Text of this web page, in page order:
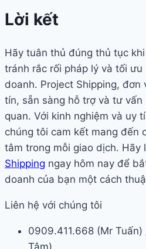
Lời kết
Hãy tuân thủ đúng thủ tục
tránh rắc rối pháp lý và tối ưu
doanh. Project Shipping, đơn
tín, sẵn sàng hỗ trợ và tư
quan. Với kinh nghiệm và uy
chúng tôi cam kết mang đến
tâm trong mỗi giao dịch. Hãy
Shipping ngay hôm nay để
doanh của bạn một cách
Liên hệ với chúng tôi
0909.411.668 (Mr